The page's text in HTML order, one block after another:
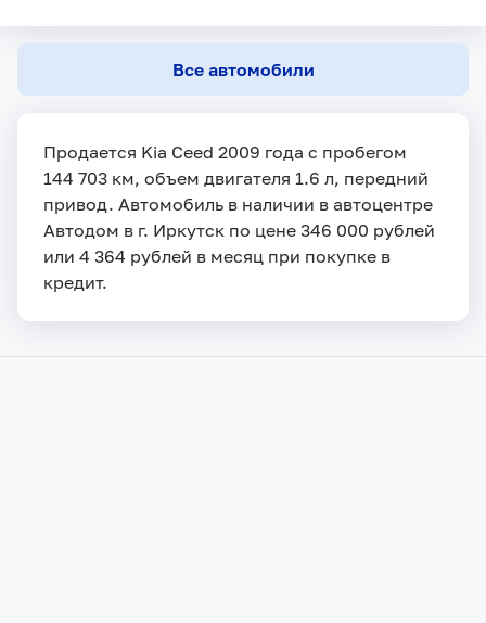
Все автомобили
Продается Kia Ceed 2009 года с пробегом
144 703 км, объем двигателя 1.6 л, передний
привод. Автомобиль в наличии в автоцентре
Автодом в г. Иркутск по цене 346 000 рублей
или 4 364 рублей в месяц при покупке в
кредит.